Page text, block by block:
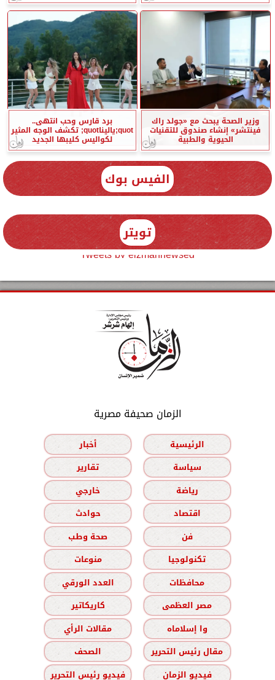
وزير الصحة يبحث مع «جولد راك
فينتشر» إنشاء صندوق للتقنيات
الحيوية والطبية
برد قارس وحب انتهى..
quot;ياليناquot; تكشف الوجه المثير
لكواليس كليبها الجديد
الفيس بوك
تويتر
Tweets by elzmannewseg
الزمان صحيفة مصرية
الرئيسية
أخبار
سياسة
تقارير
رياضة
خارجي
اقتصاد
حوادث
فن
صحة وطب
تكنولوجيا
منوعات
محافظات
العدد الورقي
مصر العظمى
كاريكاتير
وا إسلاماه
مقالات الرأي
مقال رئيس التحرير
الصحف
فيديو الزمان
فيديو رئيس التحرير